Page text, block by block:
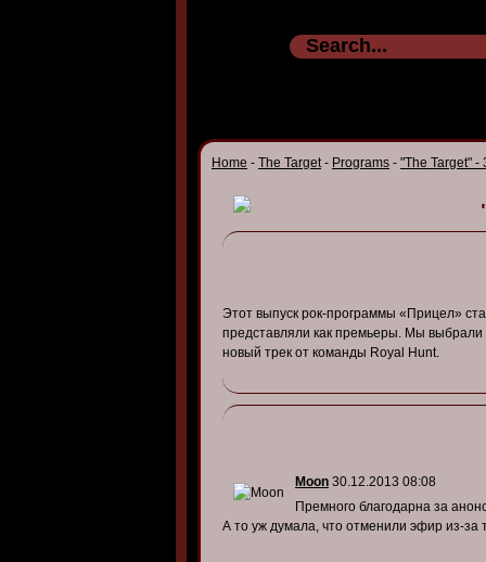
Home - The Target- Programs - "The Target" -
Этот выпуск рок-программы «Прицел»
представляли как премьеры. Мы выбрали
новый трек от команды Royal Hunt.
Moon 30.12.2013 08:08
Премного благодарна за
А то уж думала, что отменили эфир из-за